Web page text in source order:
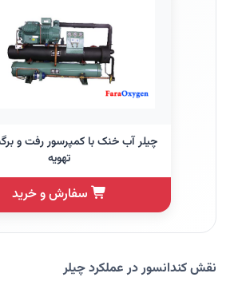
چیلر آب خنک با کمپرسور رفت و
تهویه
سفارش و خرید
نقش کندانسور در عملکرد چیلر